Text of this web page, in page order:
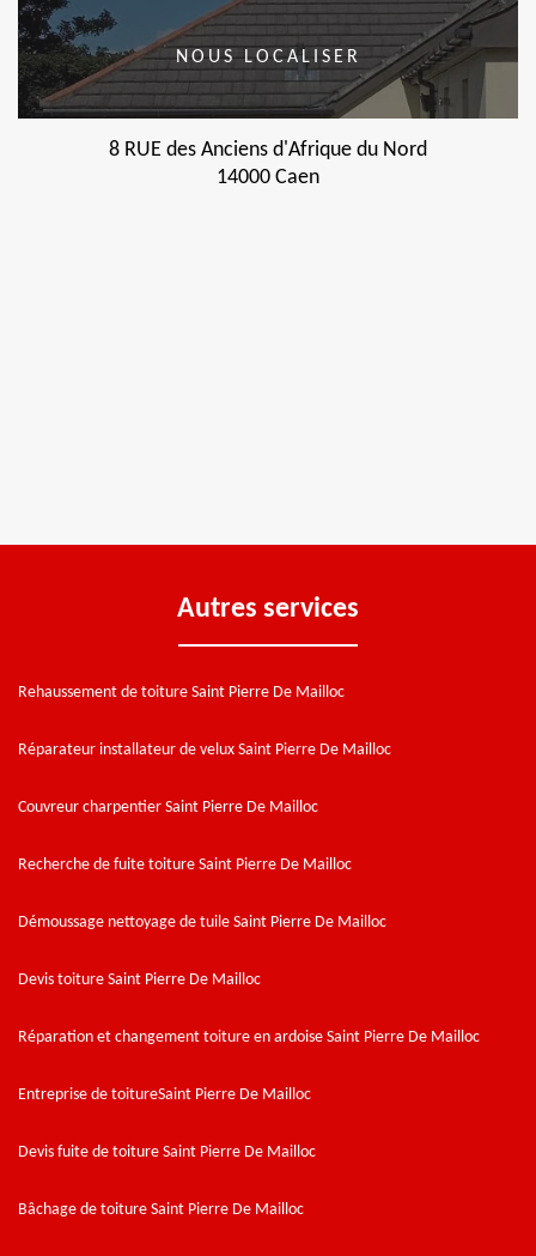
NOUS LOCALISER
8 RUE des Anciens d'Afrique du Nord
14000 Caen
Autres services
Rehaussement de toiture Saint Pierre De Mailloc
Réparateur installateur de velux Saint Pierre De Mailloc
Couvreur charpentier Saint Pierre De Mailloc
Recherche de fuite toiture Saint Pierre De Mailloc
Démoussage nettoyage de tuile Saint Pierre De Mailloc
Devis toiture Saint Pierre De Mailloc
Réparation et changement toiture en ardoise Saint Pierre De Mailloc
Entreprise de toitureSaint Pierre De Mailloc
Devis fuite de toiture Saint Pierre De Mailloc
Bâchage de toiture Saint Pierre De Mailloc